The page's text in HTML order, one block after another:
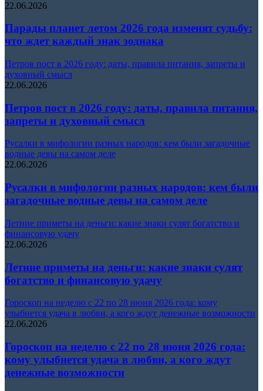
22.06.2026
Парады планет летом 2026 года изменят судьбу:
что ждет каждый знак зодиака
Петров пост в 2026 году: даты, правила питания, запреты и
духовный смысл
22.06.2026
Петров пост в 2026 году: даты, правила питания,
запреты и духовный смысл
Русалки в мифологии разных народов: кем были загадочные
водные девы на самом деле
22.06.2026
Русалки в мифологии разных народов: кем были
загадочные водные девы на самом деле
Летние приметы на деньги: какие знаки сулят богатство и
финансовую удачу
22.06.2026
Летние приметы на деньги: какие знаки сулят
богатство и финансовую удачу
Гороскоп на неделю с 22 по 28 июня 2026 года: кому
улыбнется удача в любви, а кого ждут денежные возможности
22.06.2026
Гороскоп на неделю с 22 по 28 июня 2026 года:
кому улыбнется удача в любви, а кого ждут
денежные возможности